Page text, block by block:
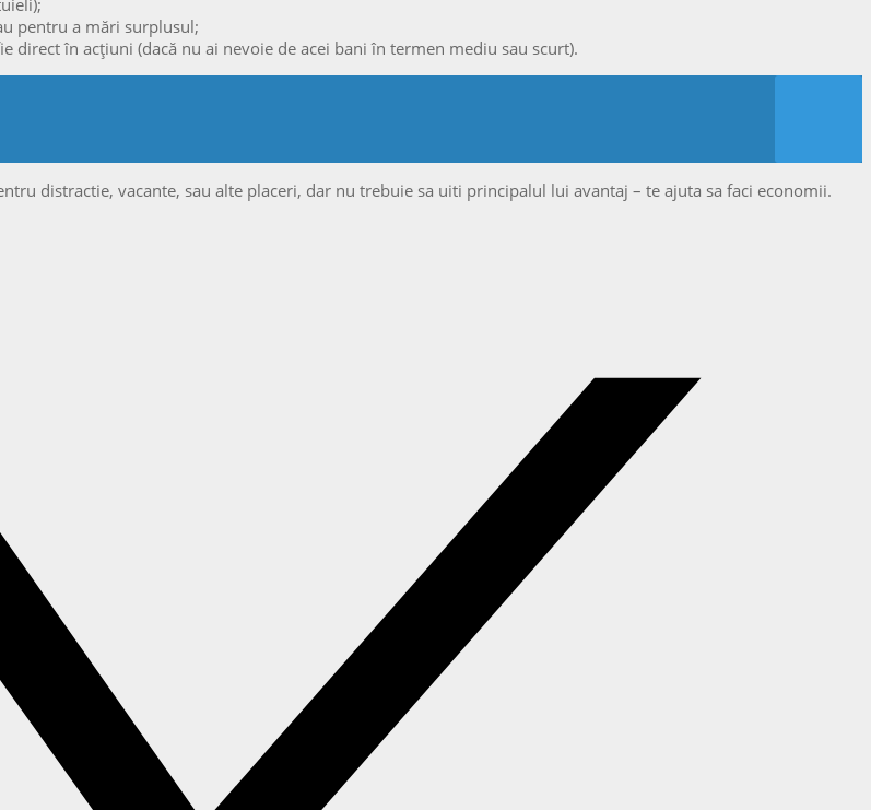
pentru a mări surplusul;
în acțiuni (dacă nu ai nevoie de acei bani în termen mediu sau scurt).
distractie, vacante, sau alte placeri, dar nu trebuie sa uiti principalul lui avantaj – te ajuta sa faci economii.